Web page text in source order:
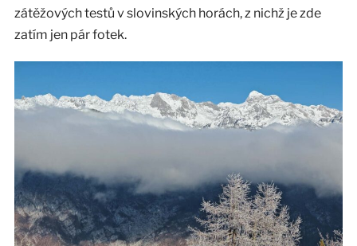
zátěžových testů v slovinských horách, z nichž je zde
zatím jen pár fotek.